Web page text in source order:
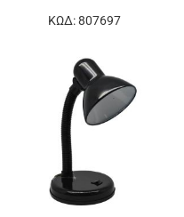
ΚΩΔ: 807697